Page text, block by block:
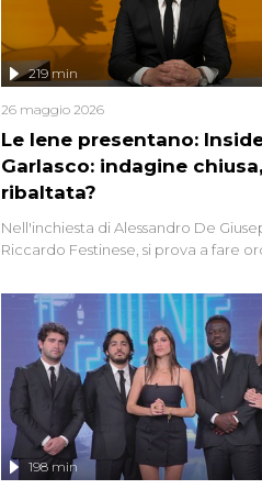
Le Iene presentano:
Garlasco: indagine
ribaltata?
219 min
26 maggio 2026
Nell'inchiesta di Alessandro De
Riccardo Festinese, si prova a fare
continuano a emergere attorno a
vicende giudiziarie più discusse degli
anni. Lo speciale ricostruisce la
mettendo in fila testimonianze,
controversi e i protagonisti di
sembra non avere fine.
198 min